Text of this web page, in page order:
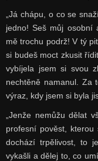
„Já chápu, o co se
jedno! Seš můj osobní
mě trochu podrž! V tý
si budeš moct zkusit
vybíjela jsem si svou
nechtěně namanul. Za
výraz, kdy jsem si byla
„Jenže nemůžu dělat
profesní pověst,
dochází trpělivost, to
vykašli a dělej to, co